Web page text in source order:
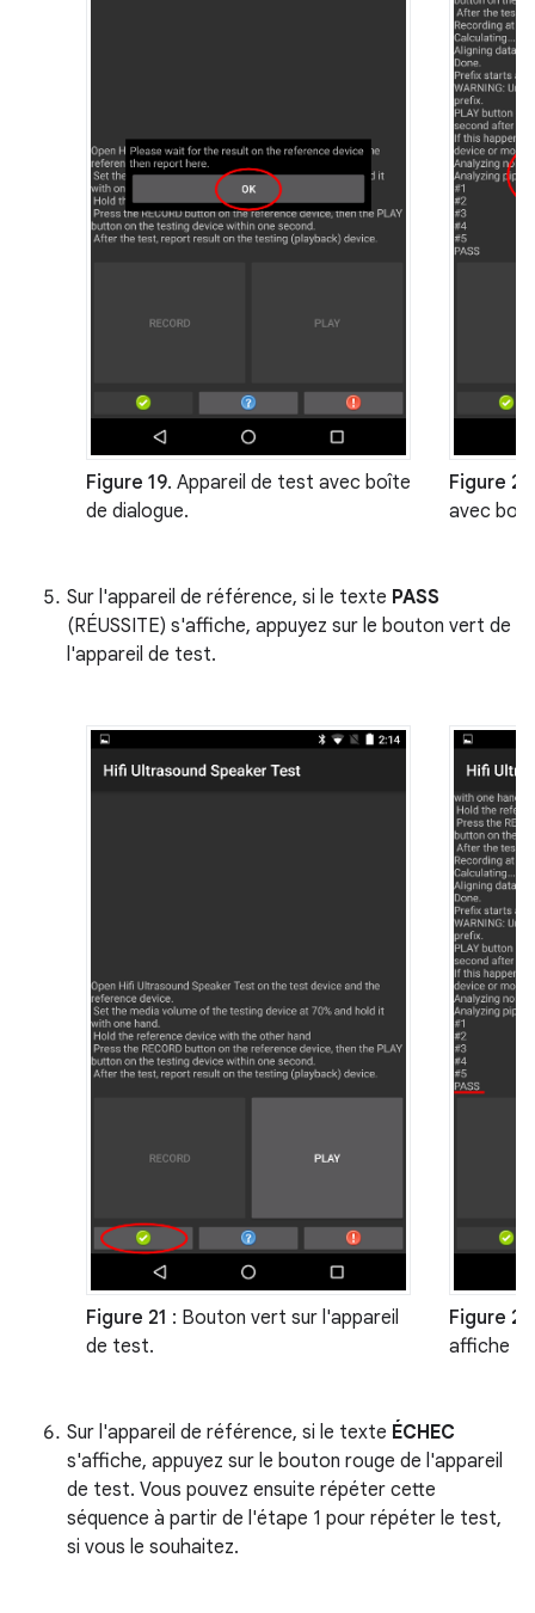
Figure 19. Appareil de test avec boîte
de dialogue.
Figure 20
avec
Sur l'appareil de référence, si le texte PASS
(RÉUSSITE) s'affiche, appuyez sur le bouton vert de
l'appareil de test.
Figure 21 : Bouton vert sur l'appareil
de test.
Figure 22
affiche
Sur l'appareil de référence, si le texte ÉCHEC
s'affiche, appuyez sur le bouton rouge de l'appareil
de test. Vous pouvez ensuite répéter cette
séquence à partir de l'étape 1 pour répéter le test,
si vous le souhaitez.